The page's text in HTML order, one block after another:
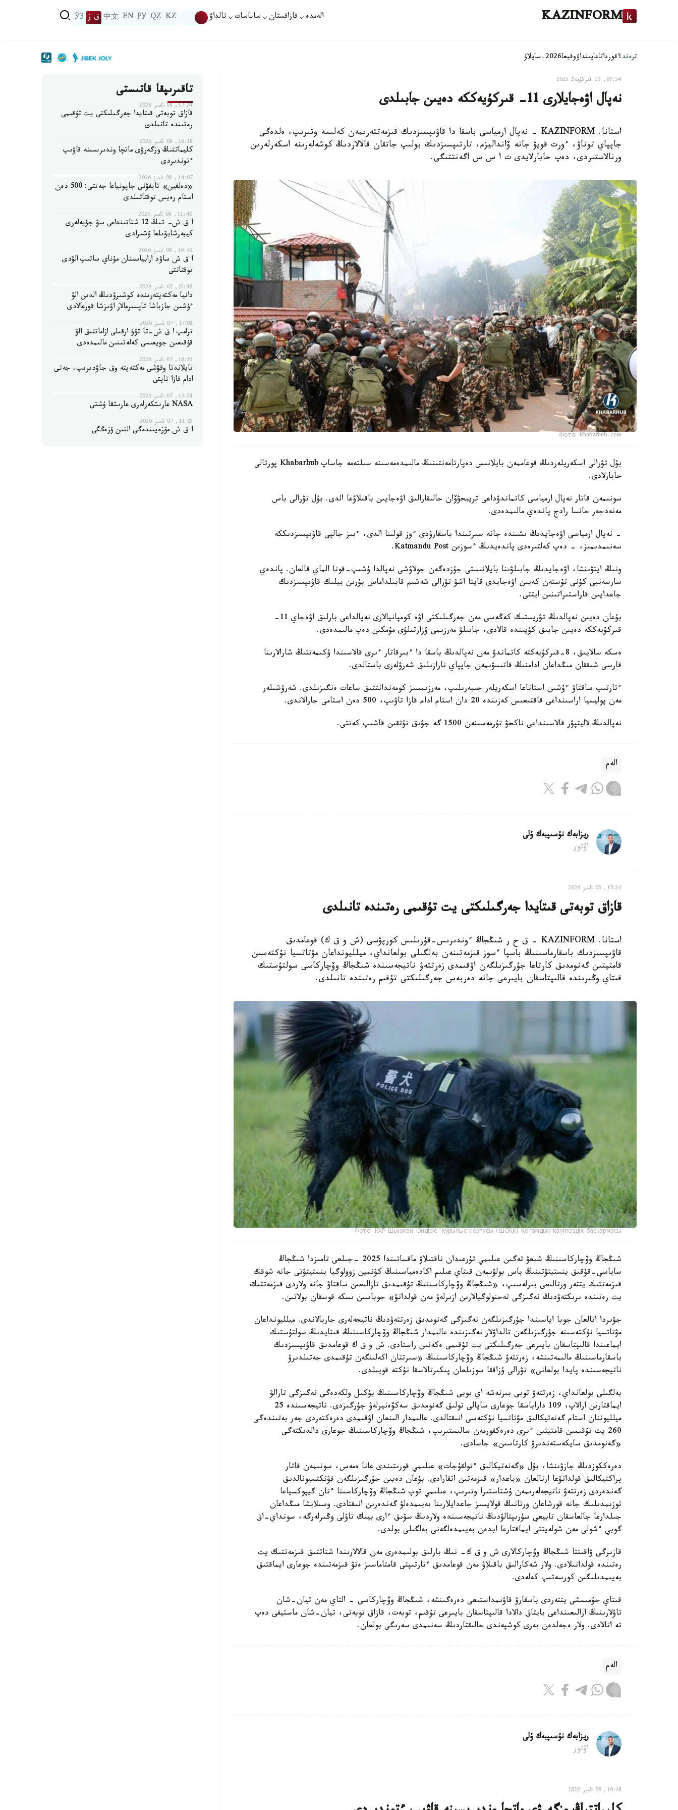
KAZINFORM الەمدە قازاقستان ساياسات تالداۋ KZ
QZ
РУ
EN
中文 ق ز ЎЗ
ترەند:اقورداتاعايىنداۋوقيعا2026-سايلاۋ
09:54, 10 قىركۇيەك 2025
نەپال اۋەجايلارى 11- قىركۇيەككە دەيىن جابىلدى
استانا. KAZINFORM - نەپال ارمياسى باسقا دا قاۋىپسىزدىك قىزمەتتەرىمەن كەلىسە وتىرىپ، ەلدەگى
جاپپاي توناۋ، ءورت قويۋ جانە ۆانداليزم، تارتىپسىزدىك بولىپ جاتقان قالالاردىڭ كوشەلەرىنە اسكەرلەرىن
ورنالاستىردى، دەپ حابارلايدى ت ا س س اگەنتتىگى.
Фото: khabarhub.com
بۇل تۋرالى اسكەريلەردىڭ قوعاممەن بايلانىس دەپارتامەنتىنىڭ مالىمدەمەسىنە سىلتەمە جاساپ Khabarhub پورتالى
حابارلادى.
سونىمەن قاتار نەپال ارمياسى كاتماندۋداعى تريبحۋۆان حالىقارالىق اۋەجايىن باقىلاۋعا الدى. بۇل تۋرالى باس
مەنەدجەر حانسا رادج پاندەي مالىمدەدى.
- نەپال ارمياسى اۋەجايدىڭ ىشىندە جانە سىرتىندا باسقارۋدى ءوز قولىنا الدى، ءبىز جالپى قاۋىپسىزدىككە
سەنىمدىمىز، - دەپ كەلتىرەدى پاندەيدىڭ ءسوزىن Katmandu Post.
ونىڭ ايتۋىنشا، اۋەجايدىڭ جابىلۋىنا بايلانىستى جۇزدەگەن جولاۋشى نەپالدا ۇشىپ-قونا الماي قالعان. پاندەي
سارسەنبى كۇنى تۇستەن كەيىن اۋەجايدى قايتا اشۋ تۋرالى شەشىم قابىلداماس بۇرىن بيلىك قاۋىپسىزدىك
جاعدايىن قاراستىراتىنىن ايتتى.
بۇعان دەيىن نەپالدىڭ تۋريستىك كەڭەسى مەن جەرگىلىكتى اۋە كومپانيالارى نەپالداعى بارلىق اۋەجاي 11-
قىركۇيەككە دەيىن جابىق كۇيىندە قالادى، جابىلۋ مەرزىمى ۇزارتىلۋى مۇمكىن دەپ مالىمدەدى.
ەسكە سالايىق، 8-قىركۇيەكتە كاتماندۋ مەن نەپالدىڭ باسقا دا ءبىرقاتار ءىرى قالاسىندا ۇكىمەتتىڭ شارالارىنا
قارسى شىققان مىڭداعان ادامنىڭ قاتىسۋىمەن جاپپاي نارازىلىق شەرۋلەرى باستالدى.
ءتارتىپ ساقتاۋ ءۇشىن استاناعا اسكەريلەر جىبەرىلىپ، مەرزىمسىز كومەندانتتىق ساعات ەنگىزىلدى. شەرۋشىلەر
مەن پوليسيا اراسىنداعى قاقتىعىس كەزىندە 20 دان استام ادام قازا تاۋىپ، 500 دەن استامى جارالاندى.
نەپالدىڭ لاليتپۋر قالاسىنداعى ناكحۋ تۇرمەسىنەن 1500 گە جۋىق تۇتقىن قاشىپ كەتتى.
الەم
ريزابەك نۇسىپبەك ۇلى
اۆتور
17:24, 08 تامىز 2026
قازاق توبەتى قىتايدا جەرگىلىكتى يت تۇقىمى رەتىندە تانىلدى
استانا. KAZINFORM – ق ح ر شىڭجاڭ ءوندىرىس-قۇرىلىس كورپۋسى (ش و ق ك) قوعامدىق
قاۋىپسىزدىك باسقارماسىنىڭ باسپا ءسوز قىزمەتىنەن بەلگىلى بولعانداي، ميلليونداعان مۋتاتسيا نۇكتەسىن
قامتيتىن گەنومدىق كارتاعا جۇرگىزىلگەن اۋقىمدى زەرتتەۋ ناتيجەسىندە شىڭجاڭ وۆچاركاسى سولتۇستىك
قىتاي وڭىرىندە قالىپتاسقان بايىرعى جانە دەربەس جەرگىلىكتى تۇقىم رەتىندە تانىلدى.
Фото: ҚХР Шыңжаң Өндіріс-құрылыс корпусы (ШӨҚК) Қоғамдық қауіпсіздік басқармасы
شىڭجاڭ وۆچاركاسىنىڭ شىعۋ تەگىن عىلىمي تۇرعىدان ناقتىلاۋ ماقساتىندا 2025 -جىلعى تامىزدا شىڭجاڭ
ساياسي-قۇقىق ينستيتۋتىنىڭ باس بولۋىمەن قىتاي عىلىم اكادەمياسىنىڭ كۋنمين زوولوگيا ينستيتۋتى جانە شوقك
قىزمەتتىك يتتەر ورتالىعى بىرلەسىپ، «شىڭجاڭ وۆچاركاسىنىڭ تۇقىمدىق تازالىعىن ساقتاۋ جانە ولاردى قىزمەتتىك
يت رەتىندە ىرىكتەۋدىڭ نەگىزگى تەحنولوگيالارىن ازىرلەۋ مەن قولدانۋ» جوباسىن ىسكە قوسقان بولاتىن.
جۋىردا اتالعان جوبا اياسىندا جۇرگىزىلگەن نەگىزگى گەنومدىق زەرتتەۋدىڭ ناتيجەلەرى جاريالاندى. ميلليونداعان
مۋتاتسيا نۇكتەسىنە جۇرگىزىلگەن تالداۋلار نەگىزىندە عالىمدار شىڭجاڭ وۆچاركاسىنىڭ قىتايدىڭ سولتۇستىك
ايماعىندا قالىپتاسقان بايىرعى جەرگىلىكتى يت تۇقىمى ەكەنىن راستادى. ش و ق ك قوعامدىق قاۋىپسىزدىك
باسقارماسىنىڭ مالىمەتىنشە، زەرتتەۋ شىڭجاڭ وۆچاركاسىنىڭ «سىرتتان اكەلىنگەن تۇقىمدى جەتىلدىرۋ
ناتيجەسىندە پايدا بولعانى» تۋرالى ۇزاققا سوزىلعان پىكىرتالاسقا نۇكتە قويىلدى.
بەلگىلى بولعانداي، زەرتتەۋ توبى بىرنەشە اي بويى شىڭجاڭ وۆچاركاسىنىڭ بۇكىل ولكەدەگى نەگىزگى تارالۋ
ايماقتارىن ارالاپ، 109 داراباسقا جوعارى ساپالى تولىق گەنومدىق سەكۆەنيرلەۋ جۇرگىزدى. ناتيجەسىندە 25
ميلليوننان استام گەنەتيكالىق مۋتاتسيا نۇكتەسى انىقتالدى. عالىمدار الىنعان اۋقىمدى دەرەكتەردى جەر بەتىندەگى
260 يت تۇقىمىن قامتيتىن ءىرى دەرەكقورمەن سالىستىرىپ، شىڭجاڭ وۆچاركاسىنىڭ جوعارى دالدىكتەگى
«گەنومدىق سايكەستەندىرۋ كارتاسىن» جاسادى.
دەرەككوزدىڭ جازۋىنشا، بۇل «گەنەتيكالىق ءتولقۇجات» عىلىمي قورىتىندى عانا ەمەس، سونىمەن قاتار
پراكتيكالىق قولدانۋعا ارنالعان «باعدار» قىزمەتىن اتقارادى. بۇعان دەيىن جۇرگىزىلگەن فۋنكتسيونالدىق
گەندەردى زەرتتەۋ ناتيجەلەرىمەن ۇشتاستىرا وتىرىپ، عىلىمي توپ شىڭجاڭ وۆچاركاسىنا ءتان گيپوكسياعا
توزىمدىلىك جانە قورشاعان ورتانىڭ قولايسىز جاعدايلارىنا بەيىمدەلۋ گەندەرىن انىقتادى. وسىلايشا مىڭداعان
جىلدارعا جالعاسقان تابيعي سۇرىپتالۋدىڭ ناتيجەسىندە ولاردىڭ سۋىق ءارى بيىك تاۋلى وڭىرلەرگە، سونداي-اق
گوبي ءشولى مەن شولەيتتى ايماقتارعا ابدەن بەيىمدەلگەنى بەلگىلى بولدى.
قازىرگى ۋاقىتتا شىڭجاڭ وۆچاركالارى ش و ق ك- نىڭ بارلىق بولىمدەرى مەن قالالارىندا شتاتتىق قىزمەتتىك يت
رەتىندە قولدانىلادى. ولار شەكارالىق باقىلاۋ مەن قوعامدىق ءتارتىپتى قامتاماسىز ەتۋ قىزمەتىندە جوعارى ايماقتىق
بەيىمدىلىگىن كورسەتىپ كەلەدى.
قىتاي جۇمىسشى يتتەردى باسقارۋ قاۋىمداستىعى دەرەگىنشە، شىڭجاڭ وۆچاركاسى - التاي مەن تيان-شان
تاۋلارىنىڭ ارالىعىنداعى بايتاق دالادا قالىپتاسقان بايىرعى تۇقىم، توبەت، قازاق توبەتى، تيان-شان ماستيفى دەپ
تە اتالادى. ولار ەجەلدەن بەرى كوشپەندى حالىقتاردىڭ سەنىمدى سەرىگى بولعان.
الەم
ريزابەك نۇسىپبەك ۇلى
اۆتور
16:18, 08 تامىز 2026
تاقىرىپقا قاتىستى
17:24, 08 تامىز 2026
قازاق توبەتى قىتايدا جەرگىلىكتى يت تۇقىمى
رەتىندە تانىلدى
16:18, 08 تامىز 2026
كليماتتىڭ وزگەرۋى ماتچا وندىرىسىنە قاۋىپ
ءتوندىردى
14:07, 08 تامىز 2026
«دەلفين» تايفۋنى جاپونياعا جەتتى: 500 دەن
استام رەيس توقتاتىلدى
11:40, 08 تامىز 2026
ا ق ش- تىڭ 12 شتاتىنداعى سۋ جۇيەلەرى
كيبەرشابۋىلعا ۇشىرادى
10:42, 08 تامىز 2026
ا ق ش ساۋد ارابياسىنان مۇناي ساتىپ الۋدى
توقتاتتى
22:46, 07 تامىز 2026
دانيا مەكتەپتەرىندە كوشىرۋدىڭ الدىن الۋ
ءۇشىن جازباشا تاپسىرمالار اۋىزشا قورعالادى
17:08, 07 تامىز 2026
ترامپ ا ق ش-تا تۋۋ ارقىلى ازاماتتىق الۋ
قۇقىعىن جويعىسى كەلەتىنىن مالىمدەدى
16:30, 07 تامىز 2026
تايلاندتا وقۋشى مەكتەپتە وق جاۋدىرىپ، جەتى
ادام قازا تاپتى
13:24, 07 تامىز 2026
NASA عارىشكەرلەرى عارىشقا ۇشتى
11:25, 07 تامىز 2026
ا ق ش مۋزەيىندەگى التىن ۇزەڭگى